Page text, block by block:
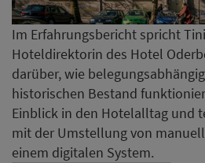
Im Erfahrungsbericht spricht
Hoteldirektorin des Hotel
darüber, wie
historischen Bestand
Einblick in den Hotelalltag und
mit der Umstellung von
einem digitalen System.